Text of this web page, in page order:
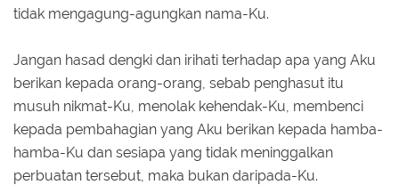
tidak mengagung-agungkan nama-Ku.
Jangan hasad dengki dan irihati terhadap apa yang Aku
berikan kepada orang-orang, sebab penghasut itu
musuh nikmat-Ku, menolak kehendak-Ku, membenci
kepada pembahagian yang Aku berikan kepada hamba-
hamba-Ku dan sesiapa yang tidak meninggalkan
perbuatan tersebut, maka bukan daripada-Ku.